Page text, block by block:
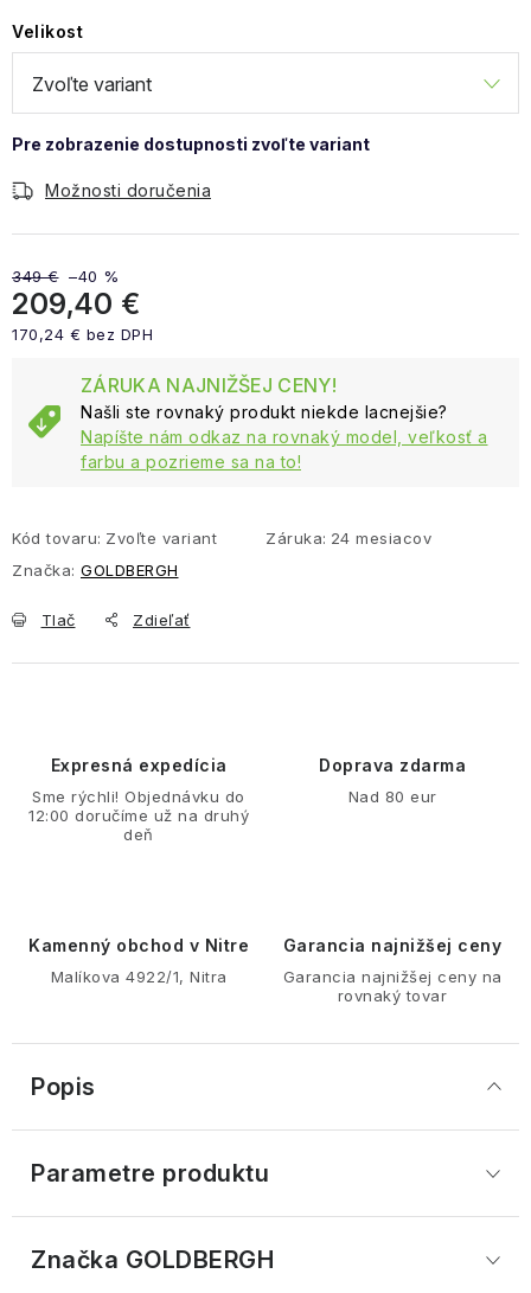
Velikost
Možnosti doručenia
349 € –40 %
209,40 €
170,24 € bez DPH
ZÁRUKA NAJNIŽŠEJ CENY!
Našli ste rovnaký produkt niekde lacnejšie?
Napíšte nám odkaz na rovnaký model, veľkosť a
farbu a pozrieme sa na to!
Kód tovaru: Zvoľte variant Záruka: 24 mesiacov
Značka: GOLDBERGH
Tlač Zdieľať
Expresná expedícia
Sme rýchli! Objednávku do
12:00 doručíme už na druhý
deň
Doprava zdarma
Nad 80 eur
Kamenný obchod v Nitre
Malíkova 4922/1, Nitra
Garancia najnižšej ceny
Garancia najnižšej ceny na
rovnaký tovar
Popis
Parametre produktu
Značka GOLDBERGH